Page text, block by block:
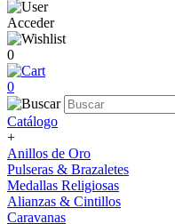
Acceder
0
0
Catálogo
+
Anillos de Oro
Pulseras & Brazaletes
Medallas Religiosas
Alianzas & Cintillos
Caravanas